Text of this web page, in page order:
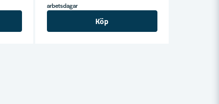
arbetsdagar
Köp